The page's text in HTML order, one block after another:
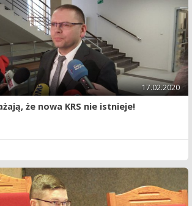
17.02.2020
że nowa KRS nie istnieje!